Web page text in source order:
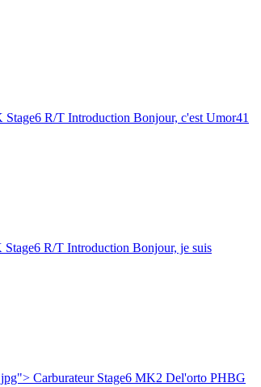
R/T Introduction Bonjour, c'est Umor41
R/T Introduction Bonjour, je suis
Carburateur Stage6 MK2 Del'orto PHBG